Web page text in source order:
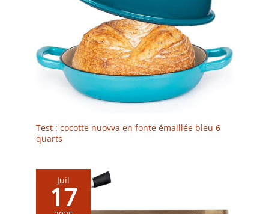
Test : cocotte nuovva en fonte émaillée bleu 6
quarts
Juil
17